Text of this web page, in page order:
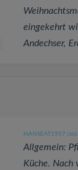
eingekehrt
Andechser,
HANSEAT1957 (306
Allgemein:
Küche. Nach